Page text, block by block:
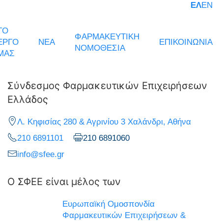
ΕΛEN
ΝΕΑ
ΦΑΡΜΑΚΕΥΤΙΚΗ
ΝΟΜΟΘΕΣΙΑ
ΕΠΙΚΟΙΝΩΝΙΑ
Σύνδεσμος Φαρμακευτικών Επιχειρήσεων
Ελλάδος
Λ. Κηφισίας 280 & Αγρινίου 3 Χαλάνδρι, Αθήνα
210 6891101
210 6891060
info@sfee.gr
Ο ΣΦΕΕ είναι μέλος των
Ευρωπαϊκή Ομοσπονδία
Φαρμακευτικών Επιχειρήσεων &